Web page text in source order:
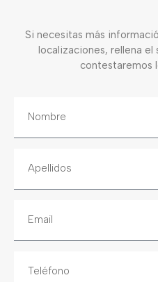
Si necesitas más
localizaciones, rellena
contestaremos